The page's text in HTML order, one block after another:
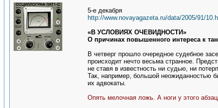
5-е декабря
http://www.novayagazeta.ru/data/2005/91/
«В УСЛОВИЯХ ОЧЕВИДНОСТИ»
О причинах повышенного интереса к
В четверг прошло очередное судебное
происходит нечто весьма странное.
не ставя в известность ни судью, ни
Так, например, большой неожиданностью
их адвокаты.
Опять мелочная ложь. А ноги у этого